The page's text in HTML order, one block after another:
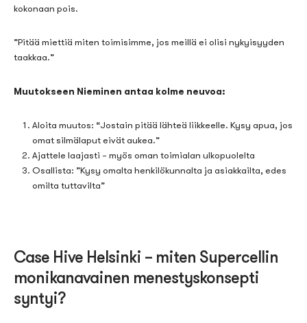
kokonaan pois.
”Pitää miettiä miten toimisimme, jos meillä ei olisi nykyisyyden
taakkaa.”
Muutokseen Nieminen antaa kolme neuvoa:
Aloita muutos: “Jostain pitää lähteä liikkeelle. Kysy apua, jos
omat silmälaput eivät aukea.”
Ajattele laajasti –myös oman toimialan ulkopuolelta
Osallista: ”Kysy omalta henkilökunnalta ja asiakkailta, edes
omilta tuttavilta”
Case Hive Helsinki – miten Supercellin
monikanavainen menestyskonsepti
syntyi?